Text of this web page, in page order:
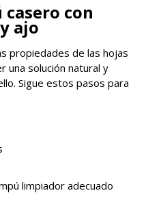
casero con
ajo
propiedades de las hojas
una solución natural y
Sigue estos pasos para
limpiador adecuado